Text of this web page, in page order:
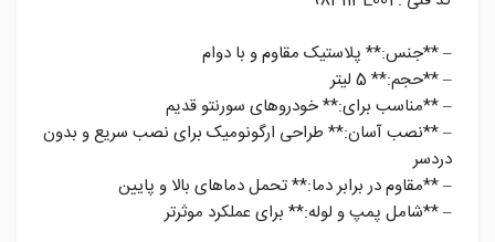
– **جنس:** پلاستیک مقاوم و با دوام
– **حجم:** 5 لیتر
– **مناسب برای:** خودروهای سورنتو قدیم
– **نصب آسان:** طراحی ارگونومیک برای نصب سریع و بدون
دردسر
– **مقاوم در برابر دما:** تحمل دماهای بالا و پایین
– **شامل پمپ و لوله:** برای عملکرد موثرتر